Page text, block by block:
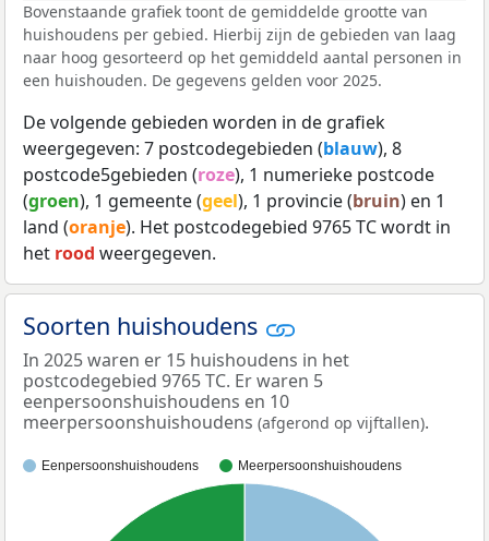
Bovenstaande grafiek toont de gemiddelde grootte van
huishoudens per gebied. Hierbij zijn de gebieden van laag
naar hoog gesorteerd op het gemiddeld aantal personen in
een huishouden. De gegevens gelden voor 2025.
De volgende gebieden worden in de grafiek
weergegeven: 7 postcodegebieden (blauw), 8
postcode5gebieden (roze), 1 numerieke postcode
(groen), 1 gemeente (geel), 1 provincie (bruin) en 1
land (oranje). Het postcodegebied 9765 TC wordt in
het rood weergegeven.
Soorten huishoudens
In 2025 waren er 15 huishoudens in het
postcodegebied 9765 TC. Er waren 5
eenpersoonshuishoudens en 10
meerpersoonshuishoudens (afgerond op vijftallen).
Eenpersoonshuishoudens Meerpersoonshuishoudens